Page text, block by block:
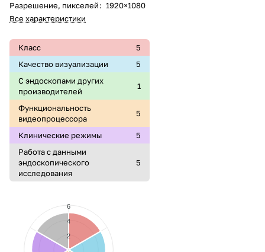
Разрешение, пикселей: 1920×1080
Все характеристики
Класс
5
Качество визуализации
5
С эндоскопами других
производителей
1
Функциональность
видеопроцессора
5
Клинические режимы
5
Работа с данными
эндоскопического
исследования
5
6
4
2